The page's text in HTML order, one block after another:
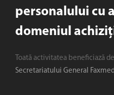
personalului cu
domeniul
Toată activitatea beneficiază
Secretariatului General